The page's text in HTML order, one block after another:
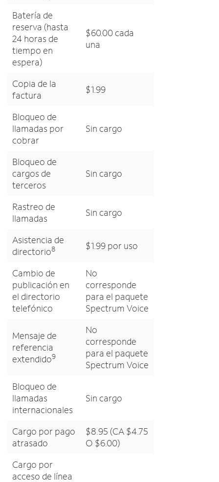
Batería de
reserva (hasta
24 horas de
tiempo en
espera)
$60.00 cada
una
Copia de la
factura
$1.99
Bloqueo de
llamadas por
cobrar
Sin cargo
Bloqueo de
cargos de
terceros
Sin cargo
Rastreo de
llamadas
Sin cargo
Asistencia de
directorio8 $1.99 por uso
Cambio de
publicación en
el directorio
telefónico
No
corresponde
para el paquete
Spectrum Voice
Mensaje de
referencia
extendido9
No
corresponde
para el paquete
Spectrum Voice
Bloqueo de
llamadas
internacionales
Sin cargo
Cargo por pago
atrasado
$8.95 (CA $4.75
O $6.00)
Cargo por
acceso de línea